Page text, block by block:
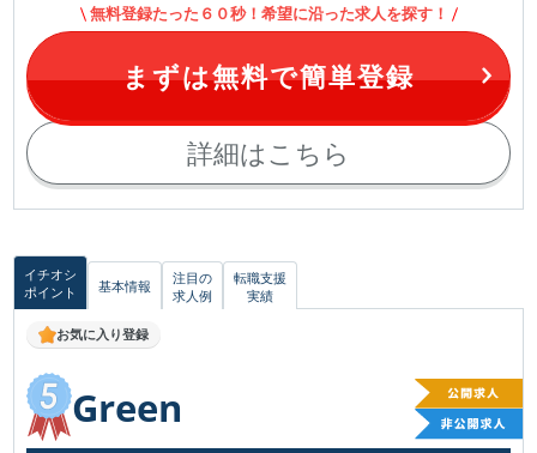
詳細はこちら
無料登録たった６０秒！希望に沿った求人を探す！
まずは無料で簡単登録
イチオシ
ポイント
基本情報
注目の
求人例
転職支援
実績
お気に入り登録
Green